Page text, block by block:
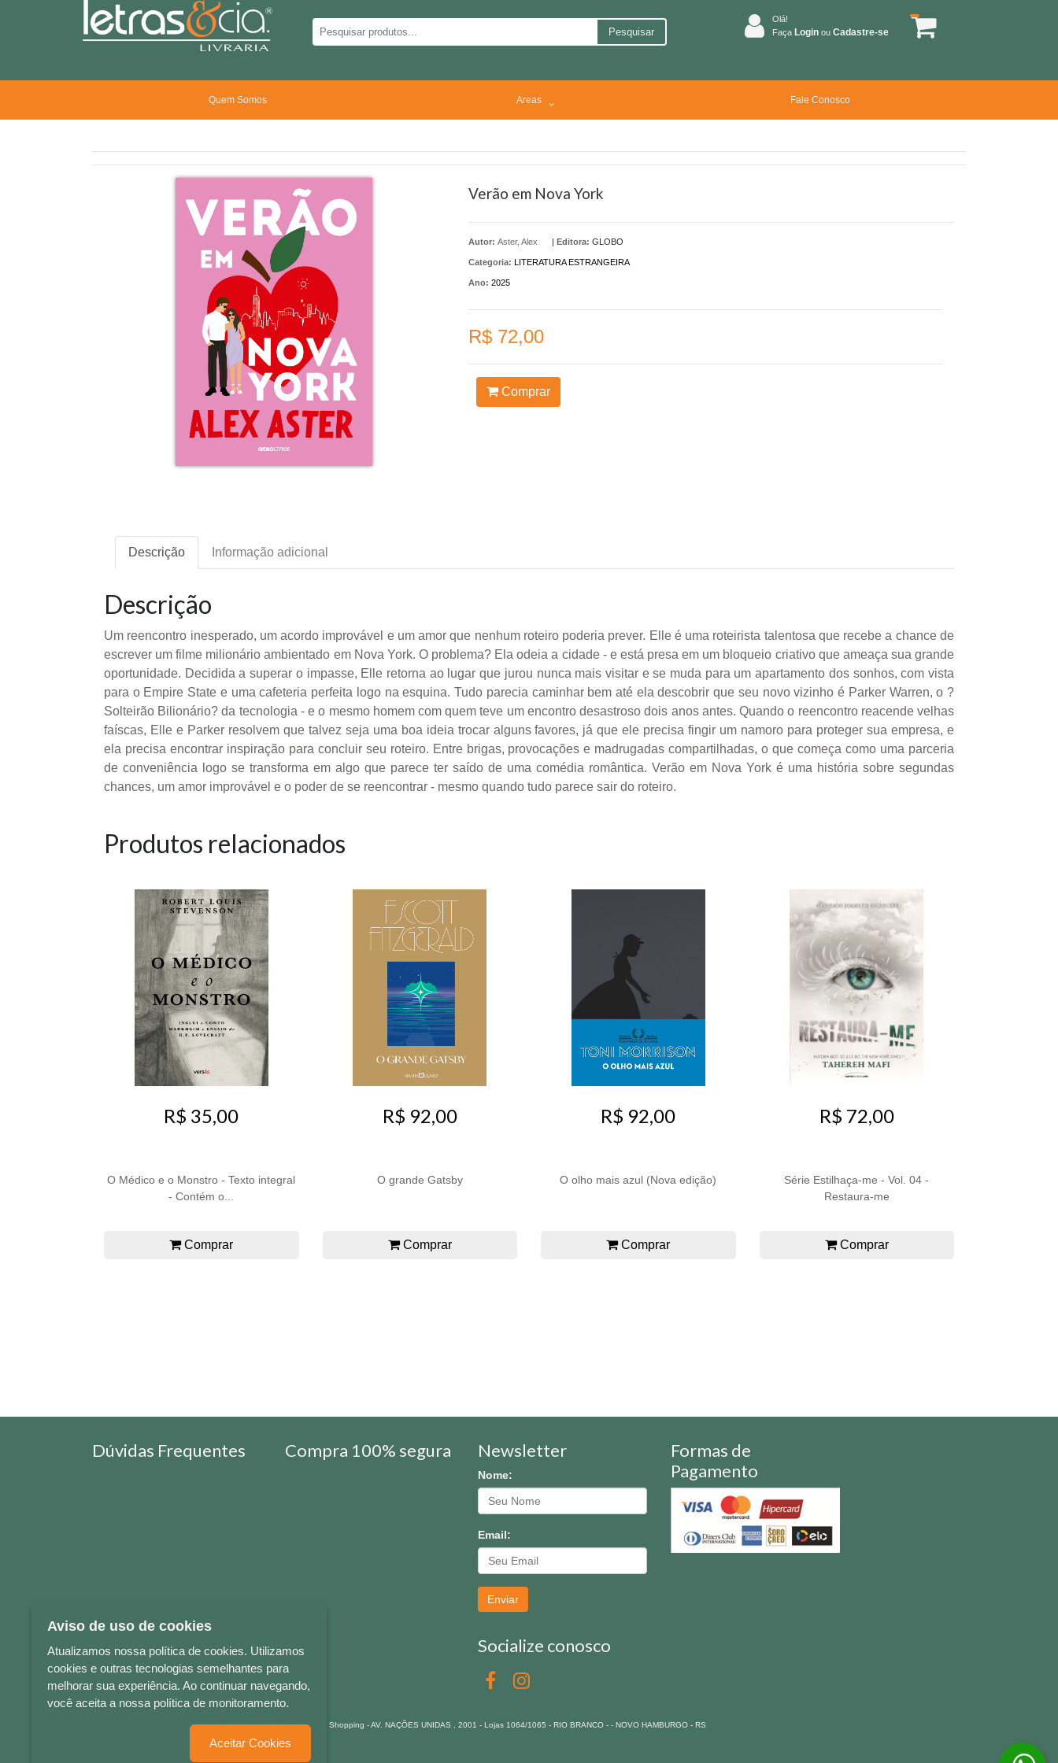
Pesquisar
Olá!
Faça Login ou Cadastre-se
Quem Somos Areas Fale Conosco
Verão em Nova York
Autor: Aster, Alex | Editora: GLOBO
Categoria: LITERATURA ESTRANGEIRA
Ano: 2025
R$ 72,00
Comprar
Descrição Informação adicional
Descrição
Um reencontro inesperado, um acordo improvável e um amor que nenhum roteiro poderia prever. Elle é uma roteirista talentosa que recebe a chance de
escrever um filme milionário ambientado em Nova York. O problema? Ela odeia a cidade - e está presa em um bloqueio criativo que ameaça sua grande
oportunidade. Decidida a superar o impasse, Elle retorna ao lugar que jurou nunca mais visitar e se muda para um apartamento dos sonhos, com vista
para o Empire State e uma cafeteria perfeita logo na esquina. Tudo parecia caminhar bem até ela descobrir que seu novo vizinho é Parker Warren, o ?
Solteirão Bilionário? da tecnologia - e o mesmo homem com quem teve um encontro desastroso dois anos antes. Quando o reencontro reacende velhas
faíscas, Elle e Parker resolvem que talvez seja uma boa ideia trocar alguns favores, já que ele precisa fingir um namoro para proteger sua empresa, e
ela precisa encontrar inspiração para concluir seu roteiro. Entre brigas, provocações e madrugadas compartilhadas, o que começa como uma parceria
de conveniência logo se transforma em algo que parece ter saído de uma comédia romântica. Verão em Nova York é uma história sobre segundas
chances, um amor improvável e o poder de se reencontrar - mesmo quando tudo parece sair do roteiro.
Produtos relacionados
R$ 35,00
O Médico e o Monstro - Texto integral
- Contém o...
Comprar
R$ 92,00
O grande Gatsby
Comprar
R$ 92,00
O olho mais azul (Nova edição)
Comprar
R$ 72,00
Série Estilhaça-me - Vol. 04 -
Restaura-me
Comprar
Dúvidas Frequentes Compra 100% segura Newsletter
Nome:
Email:
Enviar
Socialize conosco
Formas de
Pagamento
LETRAS & CIA - CNPJ n° 88.587.548/0001-20 - Térreo Bourbon Shopping - AV. NAÇÕES UNIDAS , 2001 - Lojas 1064/1065 - RIO BRANCO - - NOVO HAMBURGO - RS
Aviso de uso de cookies
Atualizamos nossa política de cookies. Utilizamos
cookies e outras tecnologias semelhantes para
melhorar sua experiência. Ao continuar navegando,
você aceita a nossa política de monitoramento.
Aceitar Cookies